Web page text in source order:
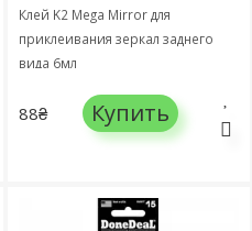
Клей K2 Mega Mirror для
приклеивания зеркал заднего
вида 6мл
88₴ Купить